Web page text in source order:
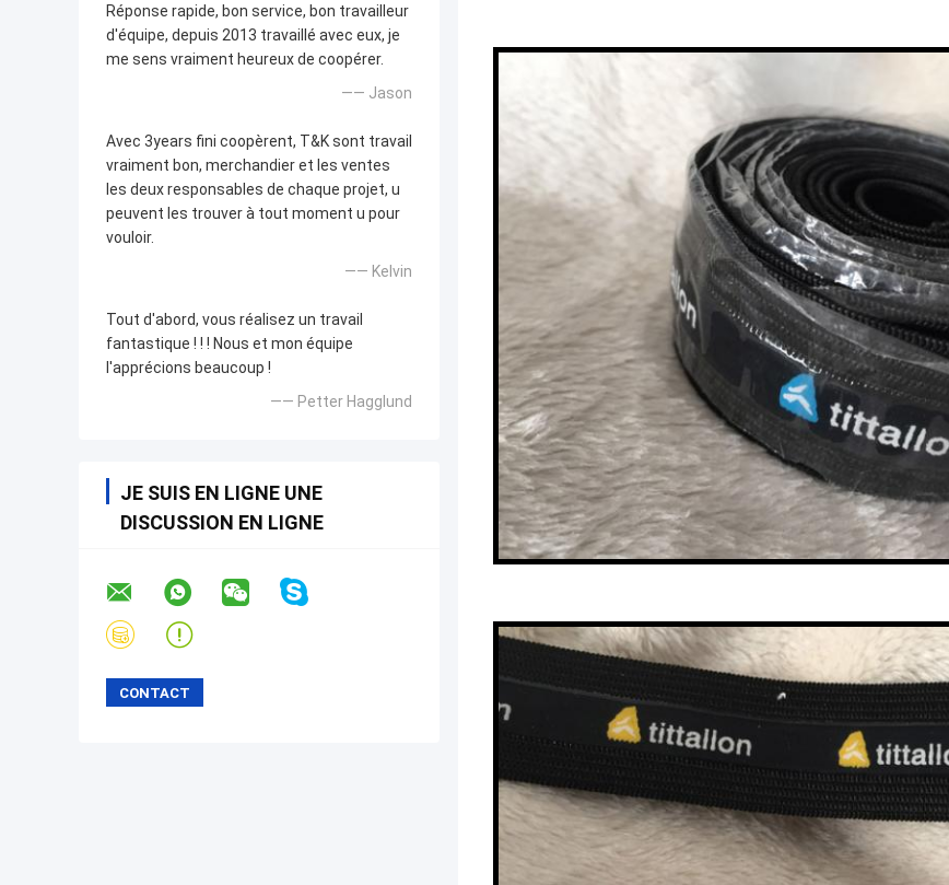
Réponse rapide, bon service, bon travailleur
d'équipe, depuis 2013 travaillé avec eux, je
me sens vraiment heureux de coopérer.
—— Jason
Avec 3years fini coopèrent, T&K sont travail
vraiment bon, merchandier et les ventes
les deux responsables de chaque projet, u
peuvent les trouver à tout moment u pour
vouloir.
—— Kelvin
Tout d'abord, vous réalisez un travail
fantastique ! ! ! Nous et mon équipe
l'apprécions beaucoup !
—— Petter Hagglund
JE SUIS EN LIGNE UNE
DISCUSSION EN LIGNE